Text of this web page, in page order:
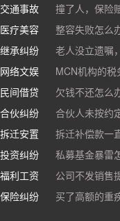
离婚了公司股
交通事故 撞了人，保险
交通事故中，
医疗美容 整容失败怎么
医美机构宣传
医疗器械出问
继承纠纷 老人没立遗嘱
基金怎么继承
网络文娱 MCN机构的税
抖音账号归谁
民间借贷 欠钱不还怎么
帮人担保借款
合伙纠纷 合伙人未按约
和合伙人有矛
拆迁安置 拆迁补偿款一
投资纠纷
私募基金暴雷
福利工资
公司不发销售
销售目标未完
保险纠纷 买了高额的重